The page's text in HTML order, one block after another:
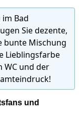
Bad
Sie dezente,
bunte Mischung
Lieblingsfarbe
WC und der
und